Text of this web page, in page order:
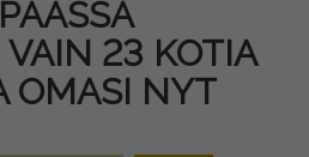
VAIN 23 KOTIA
OMASI NYT